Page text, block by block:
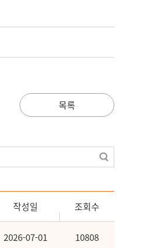
목록
작성일 조회수
2026-07-01 10808